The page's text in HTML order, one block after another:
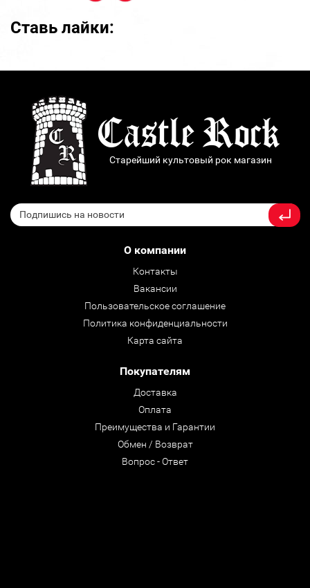
Ставь лайки:
Старейший культовый рок магазин
О компании
Контакты
Вакансии
Пользовательское соглашение
Политика конфиденциальности
Карта сайта
Покупателям
Доставка
Оплата
Преимущества и Гарантии
Обмен / Возврат
Вопрос - Ответ